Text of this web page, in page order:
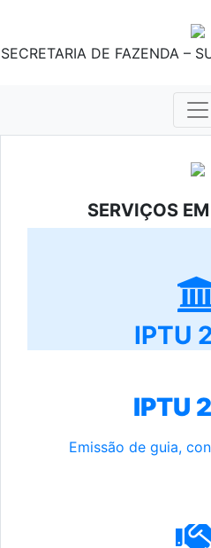
SECRETARIA DE FAZENDA –
SERVIÇOS
IPTU
IPTU
Emissão de guia,